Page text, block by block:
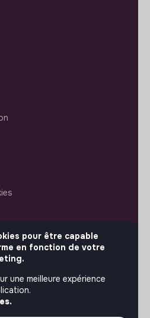
pour être capable
en fonction de votre
une meilleure expérience